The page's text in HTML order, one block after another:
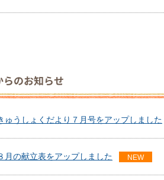
のお知らせ
うしょくだより７月号をアップしました
の献立表をアップしました NEW